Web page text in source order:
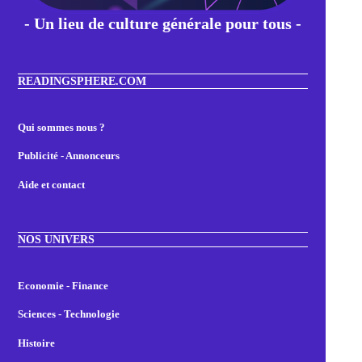
- Un lieu de culture générale pour tous -
READINGSPHERE.COM
Qui sommes nous ?
Publicité - Annonceurs
Aide et contact
NOS UNIVERS
Economie - Finance
Sciences - Technologie
Histoire